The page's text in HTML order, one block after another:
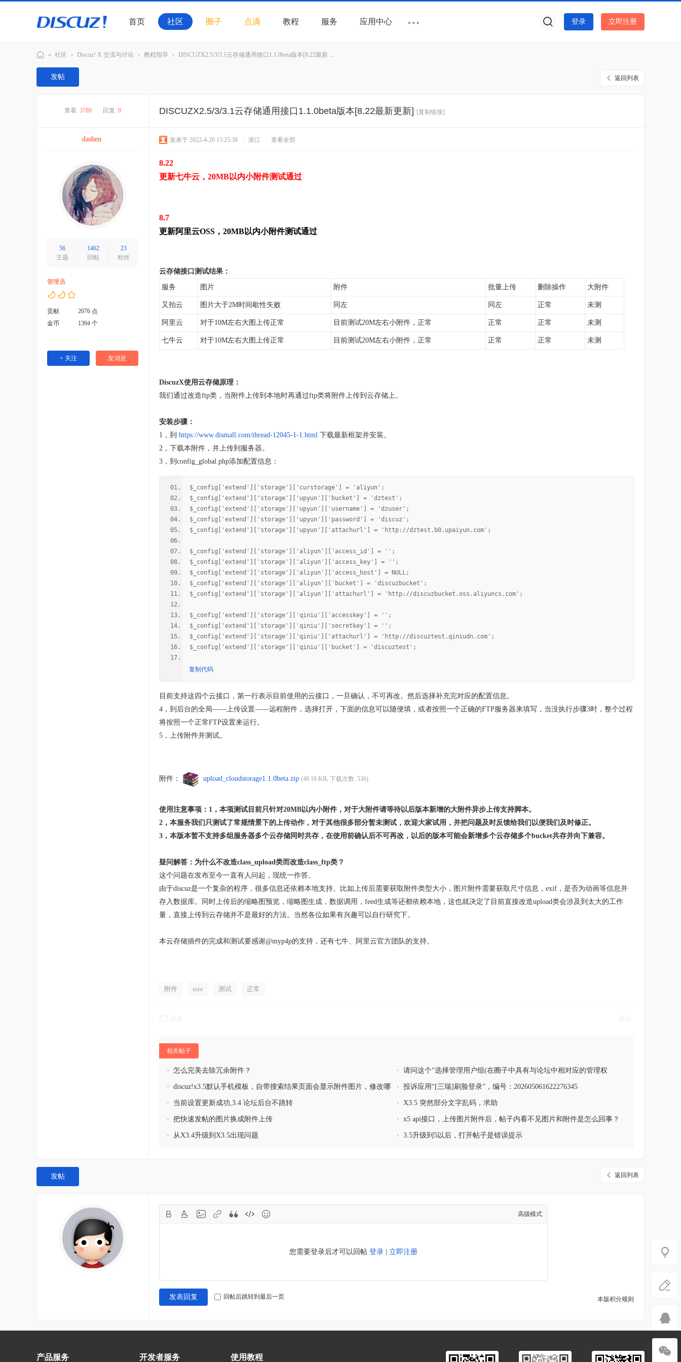
首页 社区 圈子 点滴 教程 服务 应用中心 登录 立即注册
Di
» 社区 › Discuz! X 交流与讨论 › 教程指导 › DISCUZX2.5/3/3.1云存储通用接口1.1.0beta版本[8.22最新 ...
返回列表
发帖
查看: 3789 回复: 0 DISCUZX2.5/3/3.1云存储通用接口1.1.0beta版本[8.22最新更新] [复制链接]
dashen
56
主题
1462
回帖
23
粉丝
管理员
贡献
2076 点
金币
1394 个
+ 关注 发消息
发表于 2022-4-20 15:25:38 浙江 查看全部
8.22
更新七牛云，20MB以内小附件测试通过
8.7
更新阿里云OSS，20MB以内小附件测试通过
云存储接口测试结果：
服务 图片 附件 批量上传 删除操作 大附件
又拍云 图片大于2M时间歇性失败 同左 同左 正常 未测
阿里云 对于10M左右大图上传正常 目前测试20M左右小附件，正常 正常 正常 未测
七牛云 对于10M左右大图上传正常 目前测试20M左右小附件，正常 正常 正常 未测
DiscuzX使用云存储原理：
我们通过改造ftp类，当附件上传到本地时再通过ftp类将附件上传到云存储上。
安装步骤：
1，到 https://www.dismall.com/thread-12045-1-1.html 下载最新框架并安装。
2，下载本附件，并上传到服务器。
3，到config_global.php添加配置信息：
$_config['extend']['storage']['curstorage'] = 'aliyun';
$_config['extend']['storage']['upyun']['bucket'] = 'dztest';
$_config['extend']['storage']['upyun']['username'] = 'dzuser';
$_config['extend']['storage']['upyun']['password'] = 'discuz';
$_config['extend']['storage']['upyun']['attachurl'] = 'http://dztest.b0.upaiyun.com';
$_config['extend']['storage']['aliyun']['access_id'] = '';
$_config['extend']['storage']['aliyun']['access_key'] = '';
$_config['extend']['storage']['aliyun']['access_host'] = NULL;
$_config['extend']['storage']['aliyun']['bucket'] = 'discuzbucket';
$_config['extend']['storage']['aliyun']['attachurl'] = 'http://discuzbucket.oss.aliyuncs.com';
$_config['extend']['storage']['qiniu']['accesskey'] = '';
$_config['extend']['storage']['qiniu']['secretkey'] = '';
$_config['extend']['storage']['qiniu']['attachurl'] = 'http://discuztest.qiniudn.com';
$_config['extend']['storage']['qiniu']['bucket'] = 'discuztest';
复制代码
目前支持这四个云接口，第一行表示目前使用的云接口，一旦确认，不可再改。然后选择补充完对应的配置信息。
4，到后台的全局——上传设置——远程附件，选择打开，下面的信息可以随便填，或者按照一个正确的FTP服务器来填写，当没执行步骤3时，整个过程
将按照一个正常FTP设置来运行。
5，上传附件并测试。
附件： upload_cloudstorage1.1.0beta.zip (48.16 KB, 下载次数: 536)
使用注意事项： 1，本项测试目前只针对20MB以内小附件，对于大附件请等待以后版本新增的大附件异步上传支持脚本。
2，本服务我们只测试了常规情景下的上传动作，对于其他很多部分暂未测试，欢迎大家试用，并把问题及时反馈给我们以便我们及时修正。
3，本版本暂不支持多组服务器多个云存储同时共存，在使用前确认后不可再改，以后的版本可能会新增多个云存储多个bucket共存并向下兼容。
疑问解答：为什么不改造class_upload类而改造class_ftp类？
这个问题在发布至今一直有人问起，现统一作答。
由于discuz是一个复杂的程序，很多信息还依赖本地支持。比如上传后需要获取附件类型大小，图片附件需要获取尺寸信息，exif，是否为动画等信息并
存入数据库。同时上传后的缩略图预览，缩略图生成，数据调用，feed生成等还都依赖本地，这也就决定了目前直接改造upload类会涉及到太大的工作
量，直接上传到云存储并不是最好的方法。当然各位如果有兴趣可以自行研究下。
本云存储插件的完成和测试要感谢@myp4p的支持，还有七牛、阿里云官方团队的支持。
附件 size 测试 正常
相关帖子
• 怎么完美去除冗余附件？ • 请问这个“选择管理用户组(在圈子中具有与论坛中相对应的管理权
限)”怎么用？
• discuz!x3.5默认手机模板，自带搜索结果页面会显示附件图片，修改哪
里可以关闭呢？
• 投诉应用“[三瑞]刷脸登录”，编号：202605061622276345
• 当前设置更新成功,3.4 论坛后台不跳转 • X3.5 突然部分文字乱码，求助
• 把快速发帖的图片换成附件上传 • x5 api接口，上传图片附件后，帖子内看不见图片和附件是怎么回事？
• 从X3.4升级到X3.5出现问题 • 3.5升级到5以后，打开帖子是错误提示
返回列表
发帖
高级模式
您需要登录后才可以回帖 登录 立即注册
本版积分规则
发表回复 回帖后跳转到最后一页
产品服务 开发者服务 使用教程